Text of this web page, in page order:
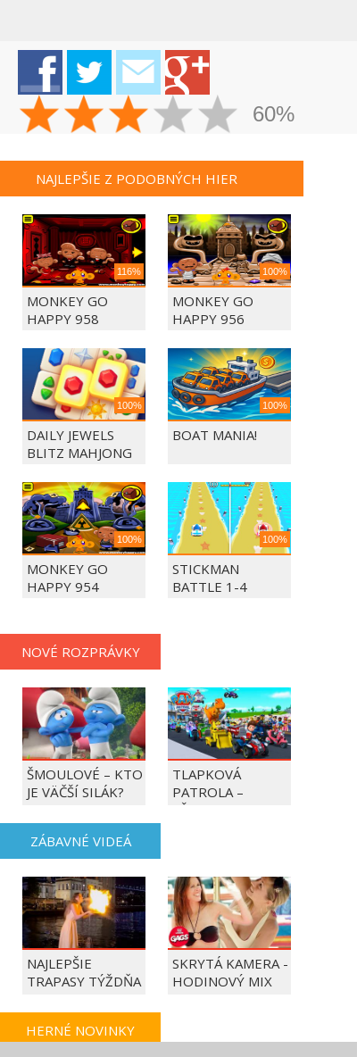
60%
NAJLEPŠIE Z PODOBNÝCH HIER
116%
MONKEY GO
HAPPY 958
100%
MONKEY GO
HAPPY 956
100%
DAILY JEWELS
BLITZ MAHJONG
100%
BOAT MANIA!
100%
MONKEY GO
HAPPY 954
100%
STICKMAN
BATTLE 1-4
NOVÉ ROZPRÁVKY
ŠMOULOVÉ – KTO
JE VÄČŠÍ SILÁK?
TLAPKOVÁ
PATROLA –
VŠETKY LABKY DO
ZÁBAVNÉ VIDEÁ
NAJLEPŠIE
TRAPASY TÝŽDŇA
SKRYTÁ KAMERA -
HODINOVÝ MIX
HERNÉ NOVINKY